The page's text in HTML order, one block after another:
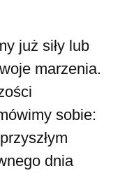
już siły lub
marzenia.
sobie:
dnia